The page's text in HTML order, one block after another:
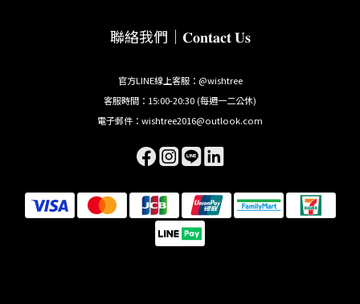
聯絡我們｜𝐂𝐨𝐧𝐭𝐚𝐜𝐭 𝐔𝐬
官方LINE線上客服：@wishtree
客服時間：15:00-20:30 (每週一二公休)
電子郵件：wishtree2016@outlook.com